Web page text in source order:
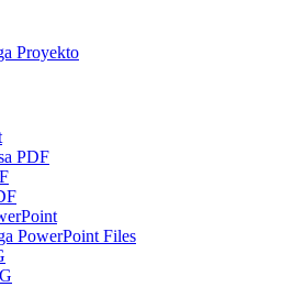
Proyekto
PDF
PowerPoint Files